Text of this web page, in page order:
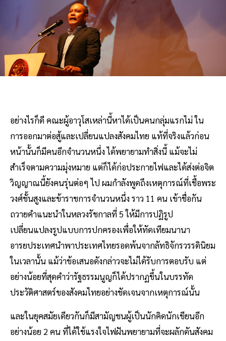
อย่างไรก็ดี คณะผู้อาวุโสเหล่านี้หาได้เป็นคนกลุ่มแรกไม่ ใน
การออกมาต่อสู้และเปลี่ยนแปลงสังคมไทย แท้ที่จริงแล้วก่อน
หน้านั้นก็มีคนอีกจำนวนหนึ่ง ได้พยายามทำสิ่งนี้ แม้จะไม่
สำเร็จตามความมุ่งหมาย แต่ก็ได้ก่อประกายไฟและได้ส่งต่อจิต
วิญญาณนี้ยังคนรุ่นต่อๆ ไป ผมกำลังพูดถึงเหตุการณ์ที่เชื้อพระ
วงศ์ชั้นสูงและข้าราชการจำนวนหนึ่ง ราว 11 คน เข้าชื่อกัน
ถวายคำแนะนำในหลวงรัชกาลที่ 5 ให้มีการปฏิรูป
เปลี่ยนแปลงรูปแบบการปกครองเพื่อให้ทัดเทียมนานา
อารยประเทศนำพาประเทศไทยรอดพ้นจากลัทธิจักรวรรดินิยม
ในเวลานั้น แม้ว่าข้อเสนอดังกล่าวจะไม่ได้รับการตอบรับ แต่
อย่างน้อยที่สุดคำว่ารัฐธรรมนูญก็ได้ปรากฏขึ้นในบรรทัด
ประวัติศาสตร์ของสังคมไทยอย่างชัดเจนจากเหตุการณ์นั้น
และในยุคสมัยเดียวกันก็มีสามัญชนผู้เป็นนักคิดนักเขียนอีก
อย่างน้อย 2 คน ที่ได้ใช้แรงใจไฟฝันพยายามที่จะผลักดันสังคม